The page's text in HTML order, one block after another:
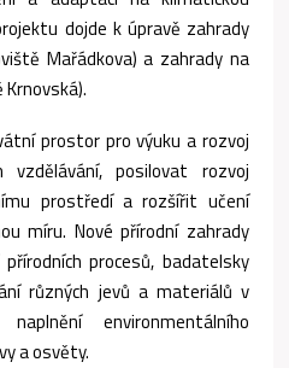
dojde k úpravě zahrady
Mařádkova) a zahrady na
prostor pro výuku a rozvoj
vzdělávání, posilovat rozvoj
prostředí a rozšířit učení
míru. Nové přírodní zahrady
procesů, badatelsky
různých jevů a materiálů v
environmentálního
a osvěty.